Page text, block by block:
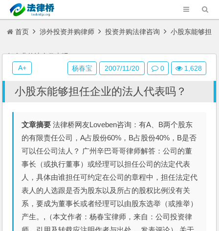
首页 涉外投资并购律师 投资并购法律咨询 小股东能够担
任企业的法人代表吗？
小股东能够担任企业的法人代表吗？
文章摘要 法律桥网友Loveben咨询：有A、B两个股东
的有限责任公司，A占股份60%，B占股份40%，B是否
可以任公司法人？ 广州辛巴哥哥律师解答：公司的董
事长（或执行董事）或经理可以担任公司的法定代表
人，具体由谁担任可约定在公司的章程中，担任法定代
表人的人选跟是否为股东以及所占的股权比例没有关
系，要成为董事长或者经理可以由股东选举（或推举）
产生。,（本文作者：杨春宝律师，来自：公司投资律
杨春宝 2007/11/20 0 1,628
A+